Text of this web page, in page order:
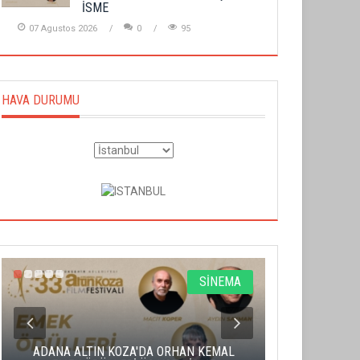
İSME
07 Agustos 2026 0 95
HAVA DURUMU
SİNEMA
ADANA ALTIN KOZA'DA ORHAN KEMAL